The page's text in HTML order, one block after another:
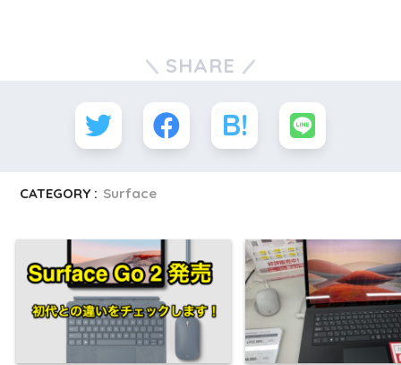
SHARE
CATEGORY : Surface